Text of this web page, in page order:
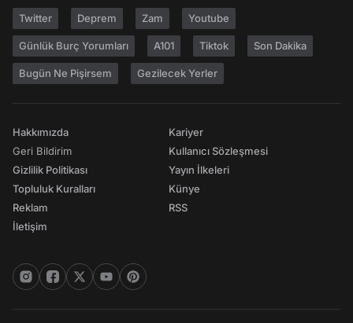
Twitter Deprem Zam Youtube
Günlük Burç Yorumları A101 Tiktok Son Dakika
Bugün Ne Pişirsem Gezilecek Yerler
Hakkımızda
Geri Bildirim
Gizlilik Politikası
Topluluk Kuralları
Reklam
İletişim
Kariyer
Kullanıcı Sözleşmesi
Yayın İlkeleri
Künye
RSS